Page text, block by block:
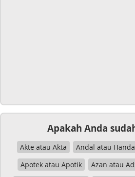
Apakah Anda
Akte atau Akta Andal atau
Apotek atau Apotik
Azan atau